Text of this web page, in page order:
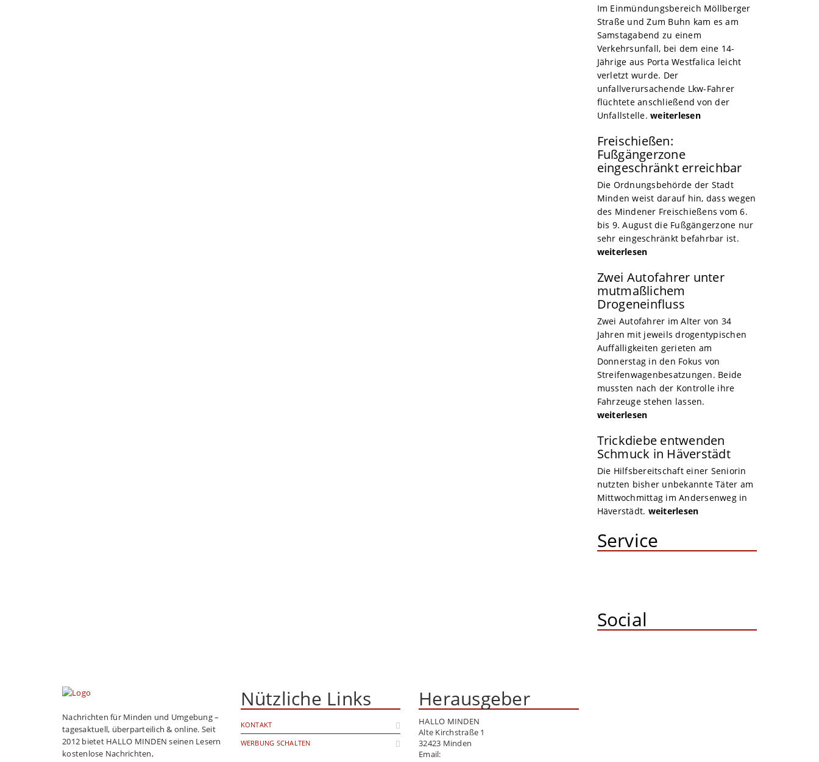
Im Einmündungsbereich Möllberger
Straße und Zum Buhn kam es am
Samstagabend zu einem
Verkehrsunfall, bei dem eine 14-
Jährige aus Porta Westfalica leicht
verletzt wurde. Der
unfallverursachende Lkw-Fahrer
flüchtete anschließend von der
Unfallstelle. weiterlesen
Freischießen:
Fußgängerzone
eingeschränkt erreichbar
Die Ordnungsbehörde der Stadt
Minden weist darauf hin, dass wegen
des Mindener Freischießens vom 6.
bis 9. August die Fußgängerzone nur
sehr eingeschränkt befahrbar ist.
weiterlesen
Zwei Autofahrer unter
mutmaßlichem
Drogeneinfluss
Zwei Autofahrer im Alter von 34
Jahren mit jeweils drogentypischen
Auffälligkeiten gerieten am
Donnerstag in den Fokus von
Streifenwagenbesatzungen. Beide
mussten nach der Kontrolle ihre
Fahrzeuge stehen lassen.
weiterlesen
Trickdiebe entwenden
Schmuck in Häverstädt
Die Hilfsbereitschaft einer Seniorin
nutzten bisher unbekannte Täter am
Mittwochmittag im Andersenweg in
Häverstädt. weiterlesen
Service
Social
Nachrichten für Minden und Umgebung –
tagesaktuell, überparteilich & online. Seit
2012 bietet HALLO MINDEN seinen Lesern
kostenlose Nachrichten,
Nützliche Links
KONTAKT
WERBUNG SCHALTEN
Herausgeber
HALLO MINDEN
Alte Kirchstraße 1
32423 Minden
Email: